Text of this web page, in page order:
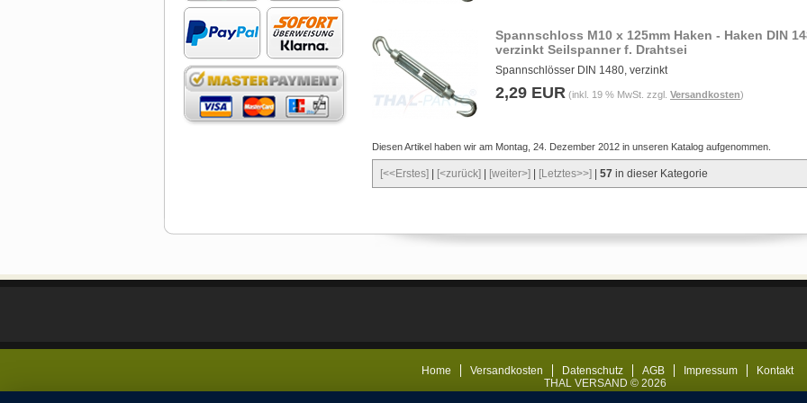
Spannschloss M10 x 125mm Haken - Haken DIN
verzinkt Seilspanner f. Drahtsei
Spannschlösser DIN 1480, verzinkt
2,29 EUR (inkl. 19 % MwSt. zzgl. Versandkosten)
Diesen Artikel haben wir am Montag, 24. Dezember 2012 in unseren Katalog aufgenommen.
[<<Erstes] [<zurück] [weiter>] [Letztes>>] 57 in dieser Kategorie
Home Versandkosten Datenschutz AGB Impressum
Kontakt
THAL VERSAND © 2026